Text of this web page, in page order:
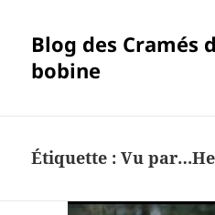
Blog des Cramés
bobine
Étiquette :Vu